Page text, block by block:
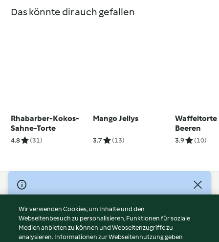
Das könnte dir auch gefallen
Rhabarber-Kokos-
Sahne-Torte
4.8 (31)
Mango Jellys
3.7 (13)
Waffeltorte
Beeren
3.9 (10)
© Copyright 2026
Nutzungsbedingungen
Datenschutzrichtlinien
Disclaimer
Wir verwenden Cookies, um Inhalte und den
Webseitenbesuch zu personalisieren, Funktionen für soziale
Medien anbieten zu können und Webseitenzugriffe zu
analysieren. Informationen zur Webseitennutzung geben